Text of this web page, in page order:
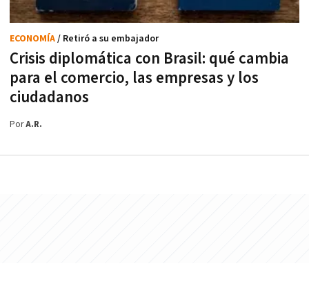
Crisis diplomática con Brasil: qué cambia
para el comercio, las empresas y los
ciudadanos
ECONOMÍA/ Retiró a su embajador
PorA.R.